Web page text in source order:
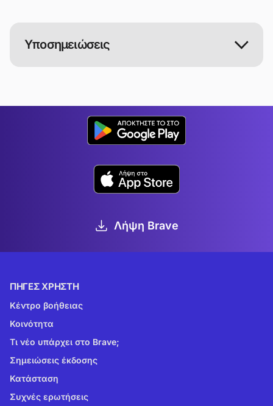
Υποσημειώσεις
Λήψη Brave
ΠΗΓΈΣ ΧΡΉΣΤΗ
Κέντρο βοήθειας
Κοινότητα
Τι νέο υπάρχει στο Brave;
Σημειώσεις έκδοσης
Κατάσταση
Συχνές ερωτήσεις